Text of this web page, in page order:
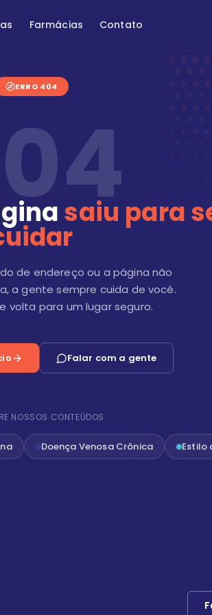
Farmácias Contato
ERRO 404
saiu para
de endereço ou a página não
a gente sempre cuida de você.
volta para um lugar seguro.
Falar com a gente
NOSSOS CONTEÚDOS
Doença Venosa Crônica Estilo